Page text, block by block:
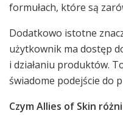
formułach, które są
Dodatkowo istotne
użytkownik ma dostęp
i działaniu produktów.
świadome podejście do
Czym Allies of Skin